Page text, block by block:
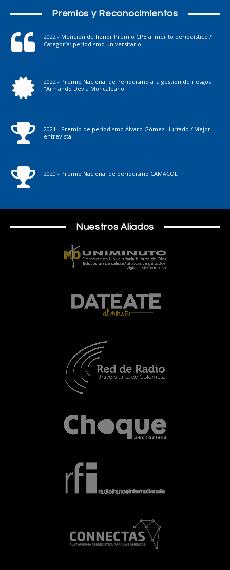
Premios y Reconocimientos
2022 - Mención de honor Premio CPB al mérito periodístico /
Categoría: periodismo universitario
2022 - Premio Nacional de Periodismo a la gestión de riesgos
"Armando Devia Moncaleano"
2021 - Premio de periodismo Álvaro Gómez Hurtado / Mejor
entrevista
2020 - Premio Nacional de periodismo CAMACOL
Nuestros Aliados